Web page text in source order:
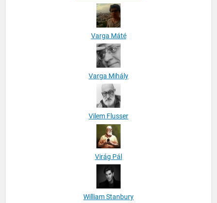
Varga Máté
Varga Mihály
Vilem Flusser
Virág Pál
William Stanbury